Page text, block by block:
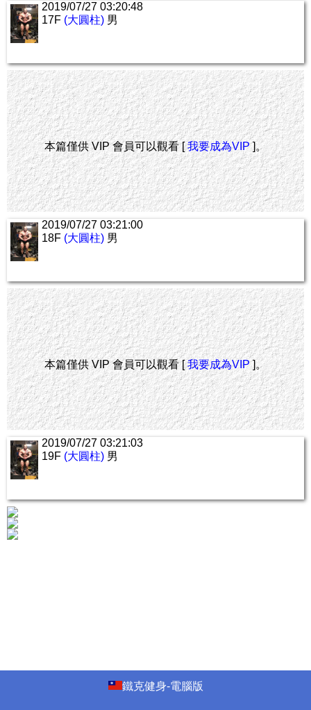
2019/07/27 03:20:48
17F (大圓柱) 男
本篇僅供 VIP 會員可以觀看 [我要成為VIP]。
2019/07/27 03:21:00
18F (大圓柱) 男
本篇僅供 VIP 會員可以觀看 [我要成為VIP]。
2019/07/27 03:21:03
19F (大圓柱) 男
鐵克健身-電腦版